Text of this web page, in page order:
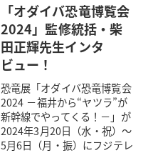
「オダイバ恐竜博覧会
2024」監修統括・柴
田正輝先生インタ
ビュー！
恐竜展「オダイバ恐竜博覧会
2024 －福井から“ヤツラ”が
新幹線でやってくる！－」が
2024年3月20日（水・祝）～
5月6日（月・振）にフジテレ